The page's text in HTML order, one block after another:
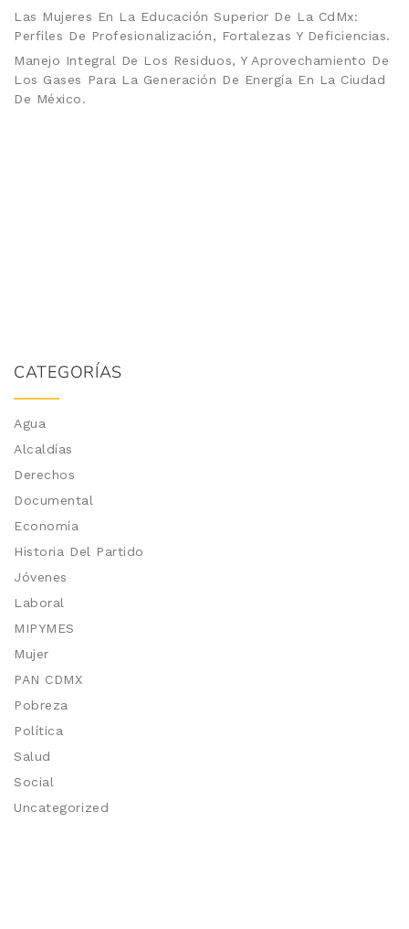
Las Mujeres En La Educación Superior De La CdMx:
Perfiles De Profesionalización, Fortalezas Y Deficiencias.
Manejo Integral De Los Residuos, Y Aprovechamiento De
Los Gases Para La Generación De Energía En La Ciudad
De México.
CATEGORÍAS
Agua
Alcaldías
Derechos
Documental
Economía
Historia Del Partido
Jóvenes
Laboral
MIPYMES
Mujer
PAN CDMX
Pobreza
Política
Salud
Social
Uncategorized